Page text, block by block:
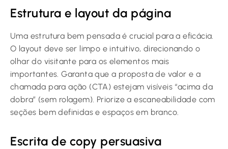
Estrutura e layout da página
Uma estrutura bem pensada é crucial para a eficácia.
O layout deve ser limpo e intuitivo, direcionando o
olhar do visitante para os elementos mais
importantes. Garanta que a proposta de valor e a
chamada para ação (CTA) estejam visíveis “acima da
dobra” (sem rolagem). Priorize a escaneabilidade com
seções bem definidas e espaços em branco.
Escrita de copy persuasiva